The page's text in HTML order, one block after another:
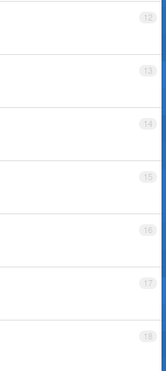
12
13
14
15
16
17
18